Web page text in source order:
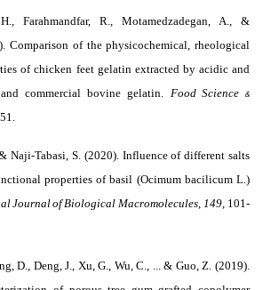
Farahmandfar, R., Motamedzadegan, A., &
Comparison of the physicochemical, rheological
of chicken feet gelatin extracted by acidic and
commercial bovine gelatin. Food Science &
Naji-Tabasi, S. (2020). Influence of different salts
properties of basil (Ocimum bacilicum L.)
Journal of Biological Macromolecules, 149, 101-
D., Deng, J., Xu, G., Wu, C., ... & Guo, Z. (2019).